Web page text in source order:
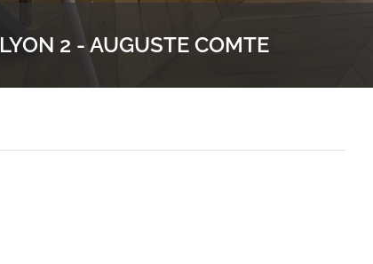
LYON 2 - AUGUSTE COMTE